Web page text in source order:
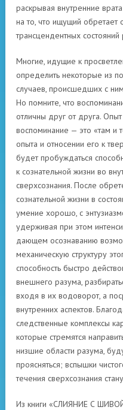
раскрывая внутренние
на то, что ищущий обретает
трансцендентных состояний
Многие, идущие к
определить некоторые из
случаев, происшедших с
Но помните, что
отличны друг от друга.
воспоминание — это «там и
опыта и относении его к
будет пробуждаться
к сознательной жизни во
сверхсознания. После
сознательной жизни в
умение хорошо, с
удерживая при этом
дающем осознаванию
механическую структуру
способность быстро
внешнего разума,
входя в их водоворот, а
внутренних аспектов.
следственные комплексы
которые стремятся
низшие области разума,
проясняться; вспышки
течения сверхсознания
Из книги «СЛИЯНИЕ С